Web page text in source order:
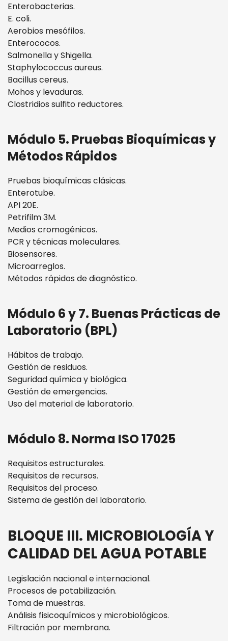
Enterobacterias.
E. coli.
Aerobios mesófilos.
Enterococos.
Salmonella y Shigella.
Staphylococcus aureus.
Bacillus cereus.
Mohos y levaduras.
Clostridios sulfito reductores.
Módulo 5. Pruebas Bioquímicas y
Métodos Rápidos
Pruebas bioquímicas clásicas.
Enterotube.
API 20E.
Petrifilm 3M.
Medios cromogénicos.
PCR y técnicas moleculares.
Biosensores.
Microarreglos.
Métodos rápidos de diagnóstico.
Módulo 6 y 7. Buenas Prácticas de
Laboratorio (BPL)
Hábitos de trabajo.
Gestión de residuos.
Seguridad química y biológica.
Gestión de emergencias.
Uso del material de laboratorio.
Módulo 8. Norma ISO 17025
Requisitos estructurales.
Requisitos de recursos.
Requisitos del proceso.
Sistema de gestión del laboratorio.
BLOQUE III. MICROBIOLOGÍA Y
CALIDAD DEL AGUA POTABLE
Legislación nacional e internacional.
Procesos de potabilización.
Toma de muestras.
Análisis fisicoquímicos y microbiológicos.
Filtración por membrana.